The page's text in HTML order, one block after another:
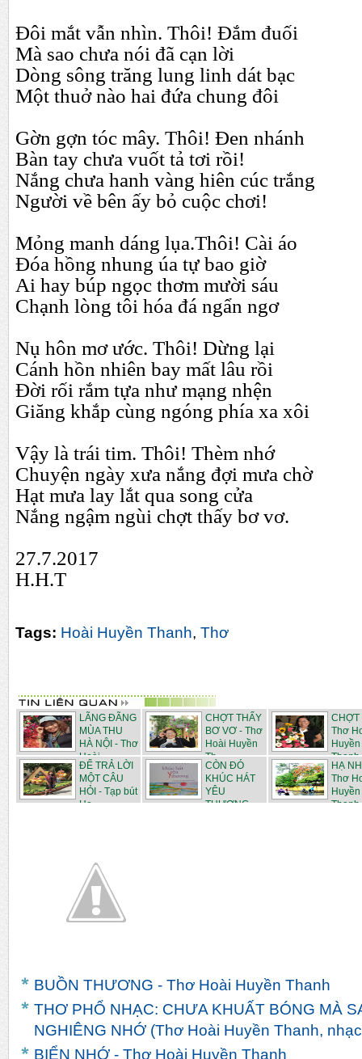
Đôi mắt vẫn nhìn. Thôi! Đắm đuối
Mà sao chưa nói đã cạn lời
Dòng sông trăng lung linh dát bạc
Một thuở nào hai đứa chung đôi
Gờn gợn tóc mây. Thôi! Đen nhánh
Bàn tay chưa vuốt tả tơi rồi!
Nắng chưa hanh vàng hiên cúc trắng
Người về bên ấy bỏ cuộc chơi!
Mỏng manh dáng lụa.Thôi! Cài áo
Đóa hồng nhung úa tự bao giờ
Ai hay búp ngọc thơm mười sáu
Chạnh lòng tôi hóa đá ngẩn ngơ
Nụ hôn mơ ước. Thôi! Dừng lại
Cánh hồn nhiên bay mất lâu rồi
Đời rối rắm tựa như mạng nhện
Giăng khắp cùng ngóng phía xa xôi
Vậy là trái tim. Thôi! Thèm nhớ
Chuyện ngày xưa nắng đợi mưa chờ
Hạt mưa lay lắt qua song cửa
Nắng ngậm ngùi chợt thấy bơ vơ.
27.7.2017
H.H.T
Tags: Hoài Huyền Thanh, Thơ
LÃNG ĐÃNG
MÙA THU
HÀ NỘI - Thơ
Hoài...
CHỢT THẤY
BƠ VƠ - Thơ
Hoài Huyền
Th...
CHỢT
Thơ
Huyền
Thanh
ĐỂ TRẢ LỜI
MỘT CÂU
HỎI - Tạp bút
Ho...
CÒN ĐÓ
KHÚC HÁT
YÊU
THƯƠNG -
HẠ
Thơ
Huyền
Thanh
BUỒN THƯƠNG - Thơ Hoài Huyền Thanh
THƠ PHỔ NHẠC: CHƯA KHUẤT BÓNG MÀ
NGHIÊNG NHỚ (Thơ Hoài Huyền Thanh,
BIỂN NHỚ - Thơ Hoài Huyền Thanh